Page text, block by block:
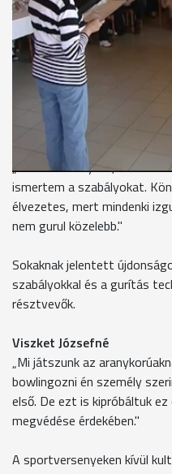
A versenyszámok előtt
állapotfelmérésen vett
a saját csapatukhoz.
Népszerű volt a petangue.
versenyző most ismerte meg.
Kovács László
„Már láttam ilyent, de nem
ismertem a szabályokat.
élvezetes, mert mindenki
nem gurul közelebb."
Sokaknak jelentett
szabályokkal és a gurítás
résztvevők.
Viszket Józsefné
„Mi játszunk az
bowlingozni én személy
első. De ezt is kipróbáltuk
megvédése érdekében."
A sportversenyeken kívül